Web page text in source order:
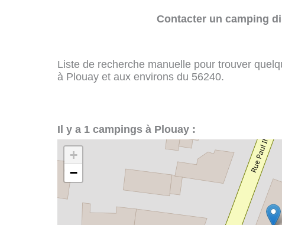
Contacter un camping
Liste de recherche manuelle pour trouver
à Plouay et aux environs du 56240.
Il y a 1 campings à Plouay :
+
−